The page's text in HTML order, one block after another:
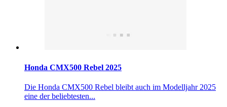
Honda CMX500 Rebel 2025
Die Honda CMX500 Rebel bleibt auch im Modelljahr 2025
eine der beliebtesten...